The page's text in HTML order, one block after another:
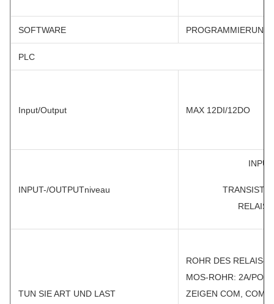
SOFTWARE
PLC
Input/Output MAX 12DI/12DO
INPUT-/OUTPUTniveau
TUN SIE ART UND LAST
ROHR DES RELAIS-
MOS-ROHR: 2A/
ZEIGEN COM, COM